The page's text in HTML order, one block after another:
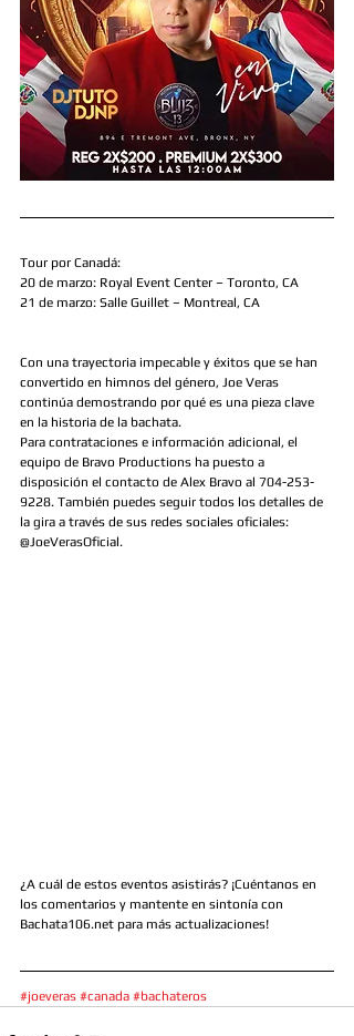
Tour por Canadá:
20 de marzo: Royal Event Center – Toronto, CA
21 de marzo: Salle Guillet – Montreal, CA
Con una trayectoria impecable y éxitos que se han
convertido en himnos del género, Joe Veras
continúa demostrando por qué es una pieza clave
en la historia de la bachata.
Para contrataciones e información adicional, el
equipo de Bravo Productions ha puesto a
disposición el contacto de Alex Bravo al 704-253-
9228. También puedes seguir todos los detalles de
la gira a través de sus redes sociales oficiales:
@JoeVerasOficial.
¿A cuál de estos eventos asistirás? ¡Cuéntanos en
los comentarios y mantente en sintonía con
Bachata106.net para más actualizaciones!
#joeveras #canada #bachateros